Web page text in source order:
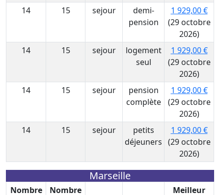
14
15 sejour
demi-
pension
1 929,00 €
(29 octobre
2026)
14
15 sejour
logement
seul
1 929,00 €
(29 octobre
2026)
14
15 sejour
pension
complète
1 929,00 €
(29 octobre
2026)
14
15 sejour
petits
déjeuners
1 929,00 €
(29 octobre
2026)
Marseille
Nombre Nombre Meilleur